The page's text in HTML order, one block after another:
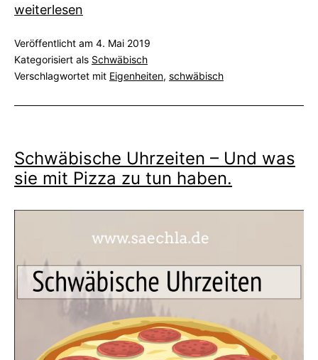
Schwäbische
weiterlesen
Veröffentlicht am 4. Mai 2019
Kategorisiert als Schwäbisch
Verschlagwortet mit Eigenheiten, schwäbisch
Schwäbische Uhrzeiten – Und was
sie mit Pizza zu tun haben.